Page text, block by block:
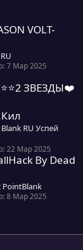
VOLT-
7 Мар 2025
ЗВЕЗДЫ❤️
RU Успей
22 Мар 2025
By Dead
PointBlank
8 Мар 2025